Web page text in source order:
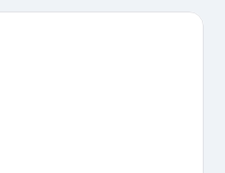
de disfrutar de la naturaleza